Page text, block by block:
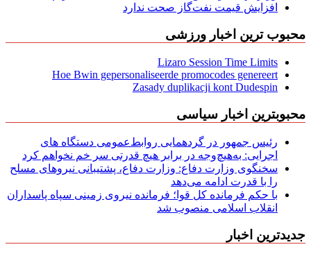
افزایش قیمت نفت‌گاز صحت ندارد
محبوب ترین اخبار ورزشی
Lizaro Session Time Limits
Hoe Bwin gepersonaliseerde promocodes genereert
Zasady duplikacji kont Dudespin
محبوبترین اخبار سیاسی
رئیس جمهور در گردهمایی روابط‌عمومی دستگاه های
اجرایی: به‌هیچ‌وجه در برابر هیچ قدرتی سر خم نخواهم کرد
سخنگوی وزارت دفاع: وزارت دفاع، پشتیبانی نیرو‌های مسلح
را با قدرت ادامه می‌دهد
با حکم فرمانده کل قوا؛ فرمانده نیروی زمینی سپاه پاسداران
انقلاب اسلامی منصوب شد
جدیدترین اخبار